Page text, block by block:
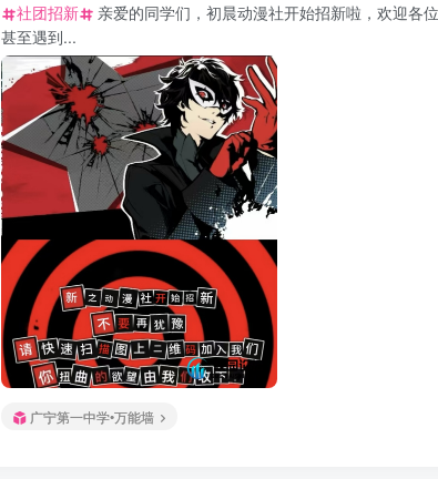
社团招新
亲爱的同学们，初晨动漫社开始招新啦，欢迎各
甚至遇到...
广宁第一中学•万能墙